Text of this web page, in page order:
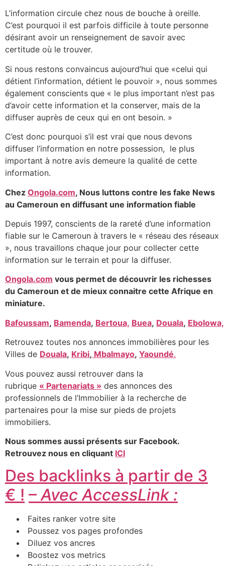
L’information circule chez nous de bouche à oreille.
C’est pourquoi il est parfois difficile à toute personne
désirant avoir un renseignement de savoir avec
certitude où le trouver.
Si nous restons convaincus aujourd’hui que «celui qui
détient l’information, détient le pouvoir », nous sommes
également conscients que « le plus important n’est pas
d’avoir cette information et la conserver, mais de la
diffuser auprès de ceux qui en ont besoin. »
C’est donc pourquoi s’il est vrai que nous devons
diffuser l’information en notre possession, le plus
important à notre avis demeure la qualité de cette
information.
Chez Ongola.com, Nous luttons contre les fake News
au Cameroun en diffusant une information fiable
Depuis 1997, conscients de la rareté d’une information
fiable sur le Cameroun à travers le « réseau des réseaux
», nous travaillons chaque jour pour collecter cette
information sur le terrain et pour la diffuser.
Ongola.com vous permet de découvrir les richesses
du Cameroun et de mieux connaitre cette Afrique en
miniature.
Bafoussam, Bamenda, Bertoua, Buea, Douala, Ebolowa,
Retrouvez toutes nos annonces immobilières pour les
Villes de Douala, Kribi, Mbalmayo, Yaoundé.
Vous pouvez aussi retrouver dans la
rubrique « Partenariats » des annonces des
professionnels de l’Immobilier à la recherche de
partenaires pour la mise sur pieds de projets
immobiliers.
Nous sommes aussi présents sur Facebook.
Retrouvez nous en cliquant ICI
Des backlinks à partir de 3
€ ! –Avec AccessLink :
Faites ranker votre site
Poussez vos pages profondes
Diluez vos ancres
Boostez vos metrics